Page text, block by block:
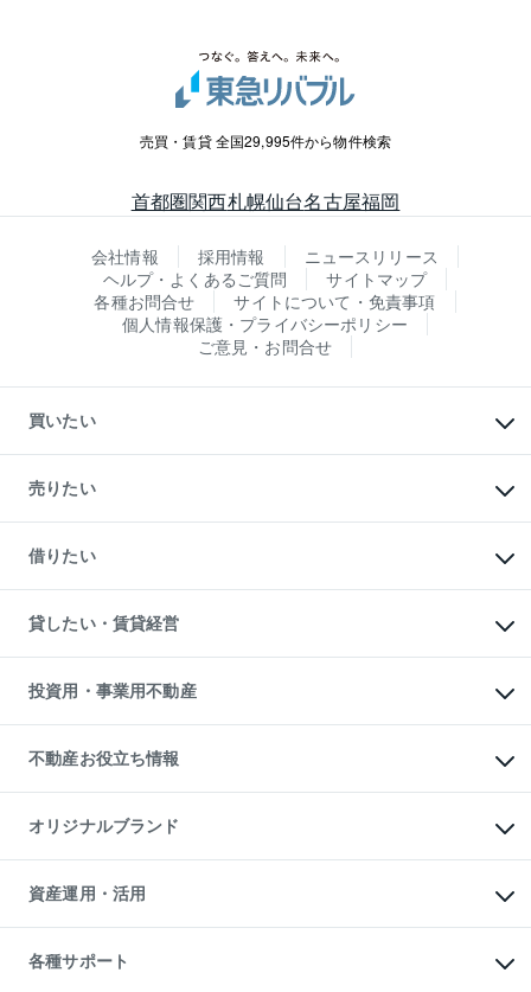
売買・賃貸 全国29,995件から物件検索
首都圏関西札幌仙台名古屋福岡
会社情報 採用情報
ニュースリリース
ヘルプ・よくあるご質問
サイトマップ
各種お問合せ
サイトについて・免責事項
個人情報保護・プライバシーポリシー
ご意見・お問合せ
買いたい
新築・分譲マンションの購入
中古マンションの購入
一戸建ての購入
中古一戸建ての購入
不動産購入の流れ
注目キーワード物件特集
購入ガイド
English 繁体中文簡体中文
売りたい
一戸建ての売却・査定
土地の売却・査定
スピードAI査定
不動産査定について
不動産売却の流れ
不動産買換えの流れ
売却ガイド
借りたい
オフィス・店舗の賃貸
借りるときの流れ
借りるガイド
貸したい・賃貸経営
マンション賃料データ
賃貸管理プラン
リロケーションについて
貸すガイド
投資用・事業用不動産
事業用不動産
マンション投資
投資用マンション
アパート経営
収益物件
ビル購入（ビル一棟）
投資用不動産の売却査定
事業用不動産の売却査定
不動産お役立ち情報
マンションライブラリー
人気マンションランキング
暮らしに役立つ不動産メディア
不動産相場・不動産価格情報
不動産コラム・ニュース
不動産用語集
不動産なんでもネット相談室
オリジナルブランド
一棟リノベーションマンション
L`GENTE（ルジェンテ）
区分リノベーションマンション
投資用一棟レジデンスWELL
資産運用・活用
不動産M&A
アセットマネジメント・出資
各種サポート